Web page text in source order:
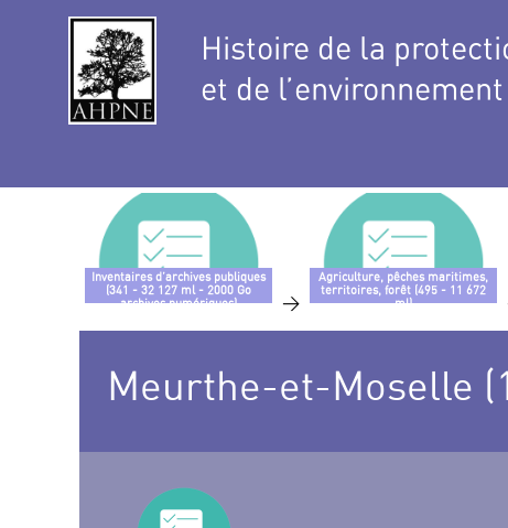
Histoire de la
et de l’environnement
Inventaires d’archives publiques
(341 - 32 127 ml - 2000 Go
archives numériques)
>
Agriculture, pêches maritimes,
territoires, forêt (495 - 11 672
ml)
Meurthe-et-Moselle